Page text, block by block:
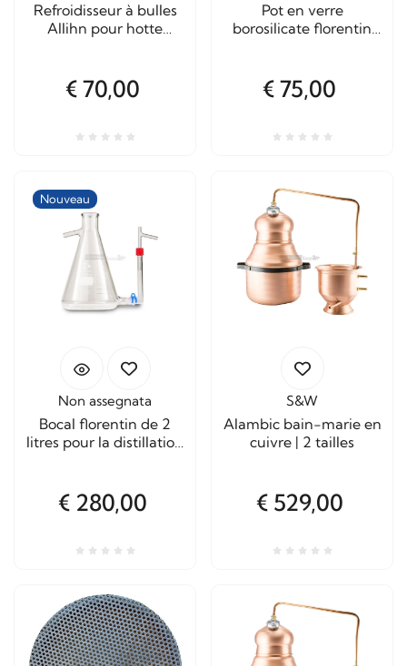
Refroidisseur à bulles
Allihn pour hotte
€ 70,00
Pot en verre
borosilicate florentin
€ 75,00
Nouveau
Non assegnata
Bocal florentin de 2
litres pour la distillation
€ 280,00
S&W
Alambic bain-marie en
cuivre | 2 tailles
€ 529,00